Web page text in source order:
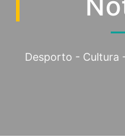
Desporto - Cultura